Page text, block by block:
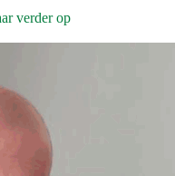
verder op